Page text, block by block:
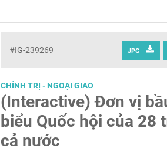
#IG-239269 JPG
CHÍNH TRỊ - NGOẠI GIAO
(Interactive) Đơn vị
biểu Quốc hội của 28
cả nước